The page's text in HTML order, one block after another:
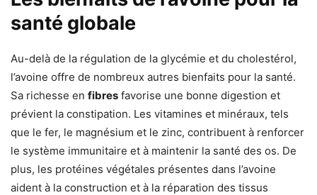
santé globale
Au-delà de la régulation de la glycémie et du cholestérol,
l’avoine offre de nombreux autres bienfaits pour la santé.
Sa richesse en fibres favorise une bonne digestion et
prévient la constipation. Les vitamines et minéraux, tels
que le fer, le magnésium et le zinc, contribuent à renforcer
le système immunitaire et à maintenir la santé des os. De
plus, les protéines végétales présentes dans l’avoine
aident à la construction et à la réparation des tissus